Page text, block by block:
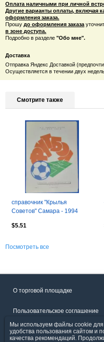
Оплата наличными при личной
Другие варианты оплаты, включая
оформления заказа.
Прошу до оформления заказа
в зоне доступа.
Подробно в разделе"Обо мне".
Доставка
Отправка Яндекс Доставкой
Осуществляется в течении двух
Смотрите также
справочник "Крылья
Советов" Самара - 1994
$5.51
Посмотреть все
О торговой площадке
Пользовательское соглашение
Политика конфиденциальности
Мы используем файлы cookie
удобства пользования сайтом и
качества рекомендаций.